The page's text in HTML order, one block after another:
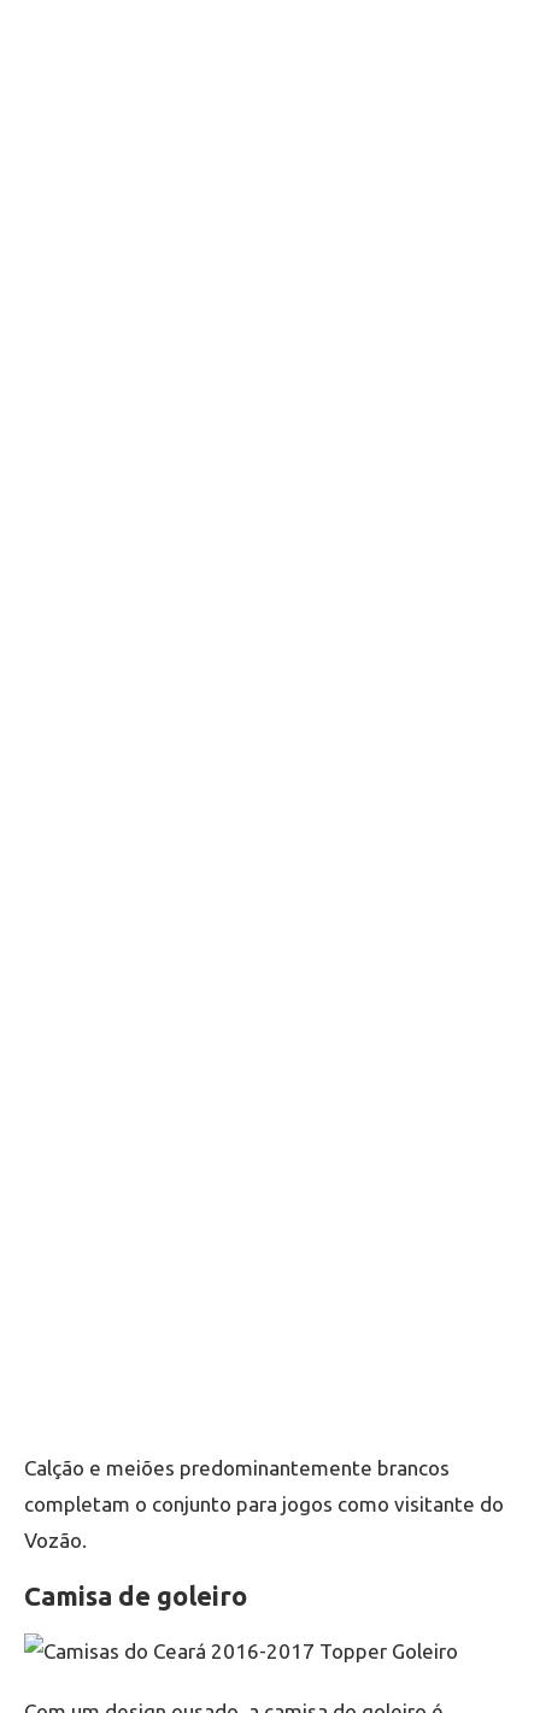
Calção e meiões predominantemente brancos
completam o conjunto para jogos como visitante do
Vozão.
Camisa de goleiro